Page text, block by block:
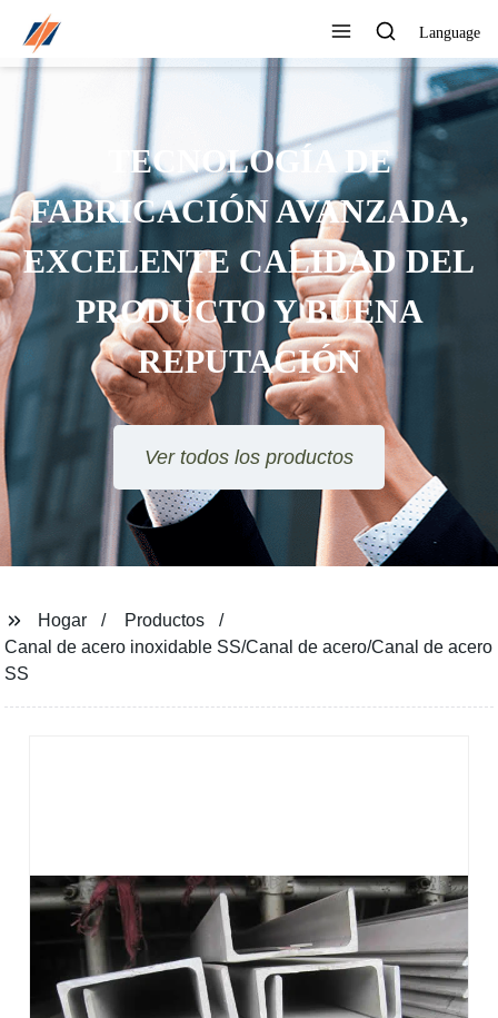
Language
TECNOLOGÍA DE
FABRICACIÓN AVANZADA,
EXCELENTE CALIDAD DEL
PRODUCTO Y BUENA
REPUTACIÓN
Ver todos los productos
Hogar
Productos
Canal de acero inoxidable SS/Canal de acero/Canal de acero
SS